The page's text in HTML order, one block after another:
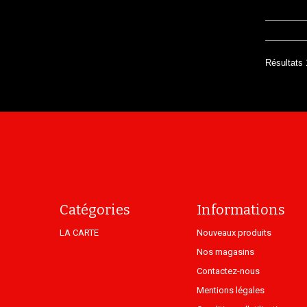
Résultats
Catégories
LA CARTE
Informations
Nouveaux produits
Nos magasins
Contactez-nous
Mentions légales